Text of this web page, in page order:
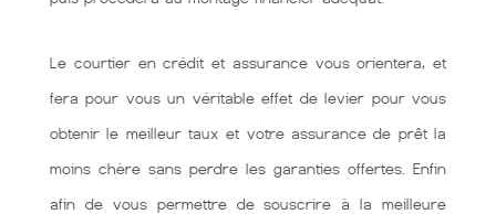
Le courtier en crédit et assurance vous orientera, et
fera pour vous un véritable effet de levier pour vous
obtenir le meilleur taux et votre assurance de prêt la
moins chère sans perdre les garanties offertes. Enfin
afin de vous permettre de souscrire à la meilleure